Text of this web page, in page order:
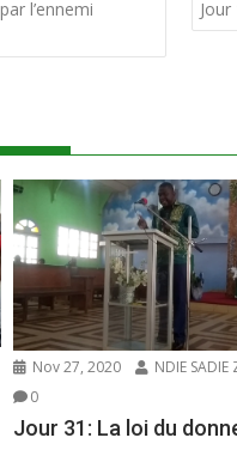
l’ennemi
Nov 27, 2020
NDIE SADIE
0
Jour 31: La loi du